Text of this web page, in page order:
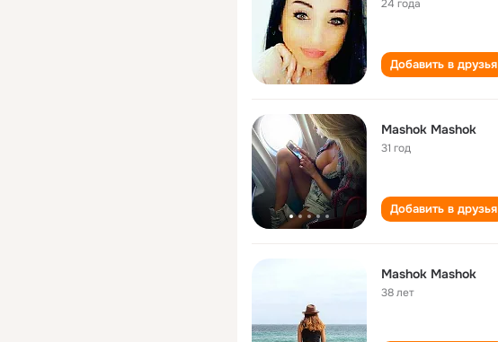
24 года
Добавить в друзья
Mashok Mashok
31 год
Добавить в друзья
Mashok Mashok
38 лет